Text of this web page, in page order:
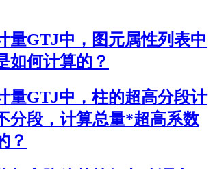
量GTJ中，图元属性列表中
如何计算的？
量GTJ中，柱的超高分段计
分段，计算总量*超高系数
？